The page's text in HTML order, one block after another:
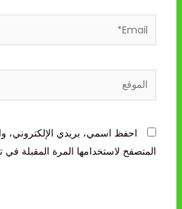
Email*
الموقع
احفظ اسمي، بريدي الإلكتروني،
المتصفح لاستخدامها المرة المقبلة في